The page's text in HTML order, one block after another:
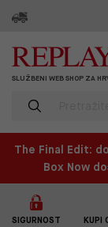
SLUŽBENI WEB SHOP ZA
The Final Edit:
Box Now
SIGURNOST
KUPI